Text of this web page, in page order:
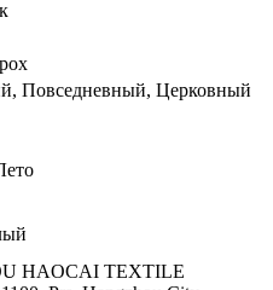
Повседневный, Церковный
HAOCAI TEXTILE